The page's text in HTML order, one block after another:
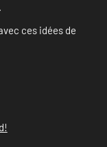
ces idées de